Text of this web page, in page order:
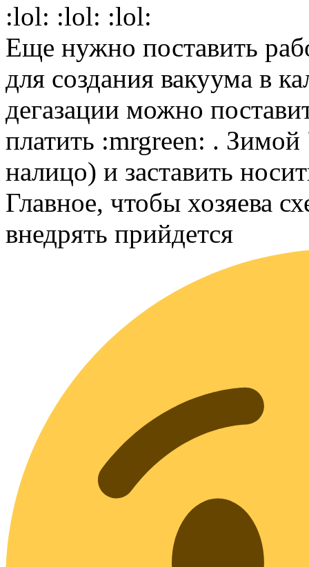
:lol: :lol: :lol:
Еще нужно поставить
для создания вакуума в
дегазации можно
платить :mrgreen: .
налицо) и заставить
Главное, чтобы хозяева
внедрять прийдется